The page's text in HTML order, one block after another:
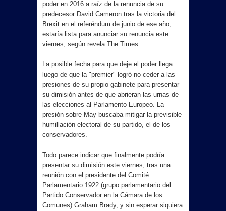
poder en 2016 a raíz de la renuncia de su
predecesor David Cameron tras la victoria del
Brexit en el referéndum de junio de ese año,
estaría lista para anunciar su renuncia este
viernes, según revela The Times.
La posible fecha para que deje el poder llega
luego de que la "premier" logró no ceder a las
presiones de su propio gabinete para presentar
su dimisión antes de que abrieran las urnas de
las elecciones al Parlamento Europeo. La
presión sobre May buscaba mitigar la previsible
humillación electoral de su partido, el de los
conservadores.
Todo parece indicar que finalmente podría
presentar su dimisión este viernes, tras una
reunión con el presidente del Comité
Parlamentario 1922 (grupo parlamentario del
Partido Conservador en la Cámara de los
Comunes) Graham Brady, y sin esperar siquiera